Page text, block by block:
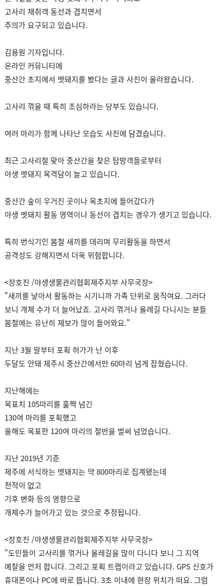
고사리 채취객 동선과 겹치면서
주의가 요구되고 있습니다.
김용원 기자입니다.
온라인 커뮤니티에
중산간 초지에서 멧돼지를 봤다는 글과 사진이 올라왔습니다.
고사리 꺾을 때 특히 조심하라는 당부도 있습니다.
여러 마리가 함께 나타난 모습도 사진에 담겼습니다.
최근 고사리철 맞아 중산간을 찾은 탐방객들로부터
야생 멧돼지 목격담이 늘고 있습니다.
중산간 숲이 우거진 곳이나 목초지에 들어갔다가
야생 멧돼지 활동 영역이나 동선이 겹치는 경우가 생기고 있습니다.
특히 번식기인 봄철 새끼를 데리며 무리활동을 하면서
공격성도 강해지면서 더욱 위험합니다.
<장호진 /야생생물관리협회제주지부 사무국장>
"새끼를 낳아서 활동하는 시기니까 가족 단위로 움직여요. 그러다
보니 개체 수가 더 늘어났죠. 고사리 꺾거나 올레길 다니시는 분들
봄철에는 유난히 제보가 많이 들어와요."
지난 3월 말부터 포획 허가가 난 이후
두달도 안돼 제주시 중산간에서만 60마리 넘게 잡혔습니다.
지난해에는
목표치 105마리를 훌쩍 넘긴
130여 마리를 포획했고
올해도 목표한 120여 마리의 절반을 벌써 넘었습니다.
지난 2019년 기준
제주에 서식하는 멧돼지는 약 800마리로 집계됐는데
천적이 없고
기후 변화 등의 영향으로
개체수가 늘어가고 있는 것으로 추정됩니다.
<장호진 /야생생물관리협회제주지부 사무국장>
"도민들이 고사리를 꺾거나 올레길을 많이 다니다 보니 그 지역
예찰을 먼저 합니다. 그리고 포획 트랩이라고 있습니다. GPS 신호가
휴대폰이나 PC에 바로 뜹니다. 3초 이내에 현장 위치가 떠요. 그럼